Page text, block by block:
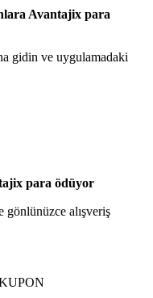
Avantajix para
gidin ve uygulamadaki
para ödüyor
gönlünüzce alışveriş